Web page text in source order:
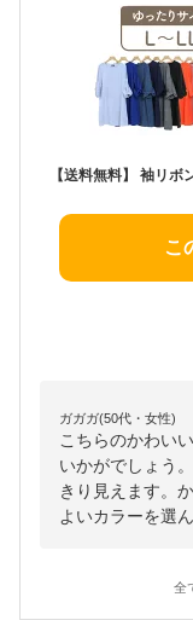
こ
ガガガ(50代・女性)
こちらのかわい
いかがでしょう
きり見えます。
よいカラーを選
全